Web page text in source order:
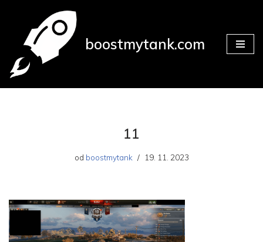
Přeskočit
obsah
boostmytank.com
11
od boostmytank 19. 11. 2023